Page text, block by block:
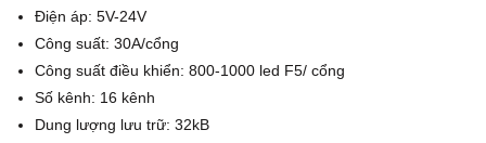
Điện áp: 5V-24V
Công suất: 30A/cổng
Công suất điều khiển: 800-1000 led F5/ cổng
Số kênh: 16 kênh
Dung lượng lưu trữ: 32kB